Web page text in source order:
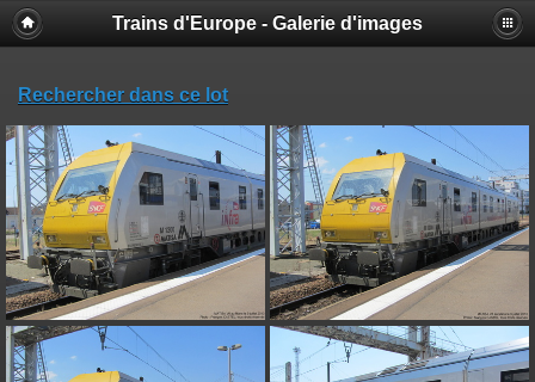
Trains d'Europe - Galerie d'images
Rechercher dans ce lot